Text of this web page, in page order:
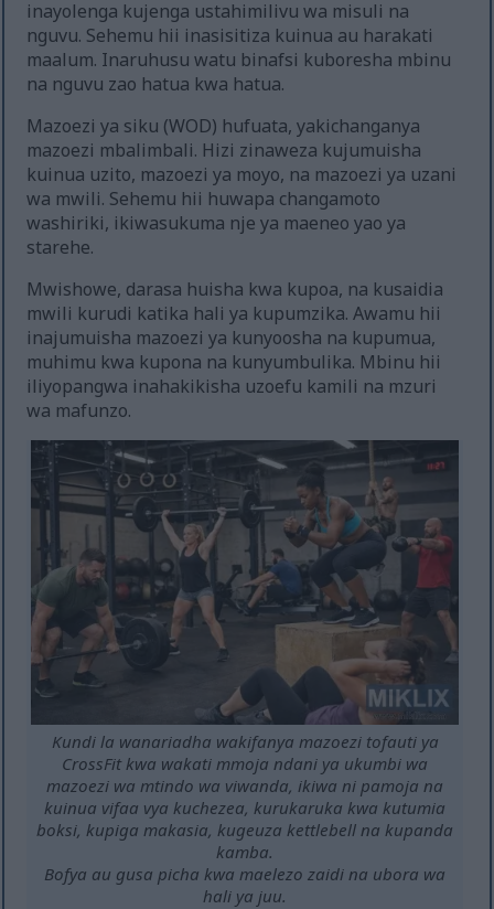
inayolenga kujenga ustahimilivu wa misuli na
nguvu. Sehemu hii inasisitiza kuinua au harakati
maalum. Inaruhusu watu binafsi kuboresha mbinu
na nguvu zao hatua kwa hatua.
Mazoezi ya siku (WOD) hufuata, yakichanganya
mazoezi mbalimbali. Hizi zinaweza kujumuisha
kuinua uzito, mazoezi ya moyo, na mazoezi ya uzani
wa mwili. Sehemu hii huwapa changamoto
washiriki, ikiwasukuma nje ya maeneo yao ya
starehe.
Mwishowe, darasa huisha kwa kupoa, na kusaidia
mwili kurudi katika hali ya kupumzika. Awamu hii
inajumuisha mazoezi ya kunyoosha na kupumua,
muhimu kwa kupona na kunyumbulika. Mbinu hii
iliyopangwa inahakikisha uzoefu kamili na mzuri
wa mafunzo.
Kundi la wanariadha wakifanya mazoezi tofauti ya
CrossFit kwa wakati mmoja ndani ya ukumbi wa
mazoezi wa mtindo wa viwanda, ikiwa ni pamoja na
kuinua vifaa vya kuchezea, kurukaruka kwa kutumia
boksi, kupiga makasia, kugeuza kettlebell na kupanda
kamba.
Bofya au gusa picha kwa maelezo zaidi na ubora wa
hali ya juu.